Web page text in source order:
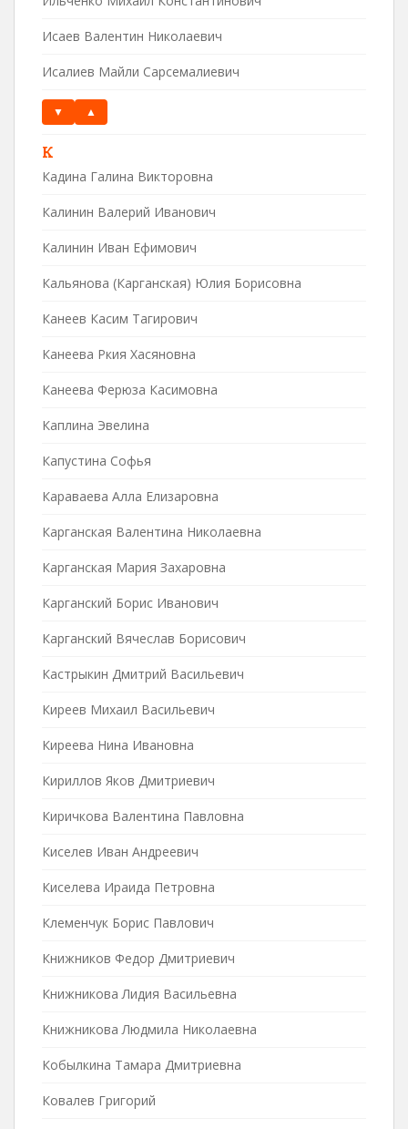
Исаев Валентин Николаевич
Исалиев Майли Сарсемалиевич
▼ ▲
К
Кадина Галина Викторовна
Калинин Валерий Иванович
Калинин Иван Ефимович
Кальянова (Карганская) Юлия Борисовна
Канеев Касим Тагирович
Канеева Ркия Хасяновна
Канеева Ферюза Касимовна
Каплина Эвелина
Капустина Софья
Караваева Алла Елизаровна
Карганская Валентина Николаевна
Карганская Мария Захаровна
Карганский Борис Иванович
Карганский Вячеслав Борисович
Кастрыкин Дмитрий Васильевич
Киреев Михаил Васильевич
Киреева Нина Ивановна
Кириллов Яков Дмитриевич
Киричкова Валентина Павловна
Киселев Иван Андреевич
Киселева Ираида Петровна
Клеменчук Борис Павлович
Книжников Федор Дмитриевич
Книжникова Лидия Васильевна
Книжникова Людмила Николаевна
Кобылкина Тамара Дмитриевна
Ковалев Григорий